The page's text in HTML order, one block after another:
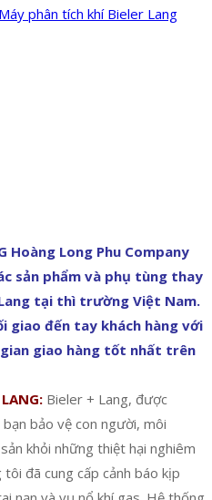
Máy phân tích khí Bieler Lang
Hoàng Long Phu Company
sản phẩm và phụ tùng thay
tại thì trường Việt Nam.
giao đến tay khách hàng với
giao hàng tốt nhất trên
Bieler + Lang, được
bảo vệ con người, môi
khỏi những thiệt hại nghiêm
đã cung cấp cảnh báo kịp